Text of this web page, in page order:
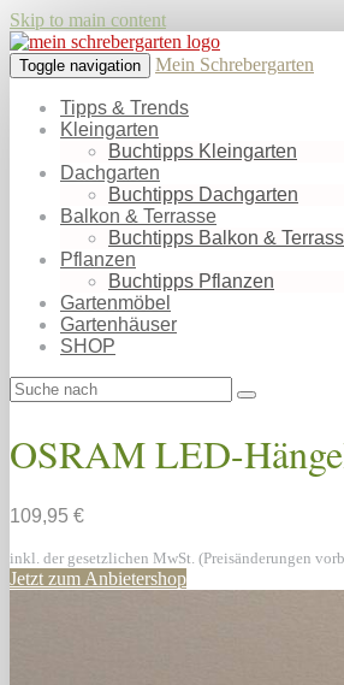
Skip to main content
Toggle navigation Mein Schrebergarten
Tipps & Trends
Kleingarten
Buchtipps Kleingarten
Dachgarten
Buchtipps Dachgarten
Balkon & Terrasse
Buchtipps Balkon &
Pflanzen
Buchtipps Pflanzen
Gartenmöbel
Gartenhäuser
SHOP
OSRAM LED-
109,95 €
inkl. der gesetzlichen MwSt. (Preisänderungen
Jetzt zum Anbietershop